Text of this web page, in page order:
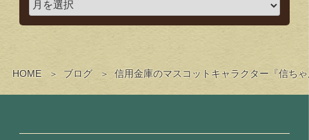
HOME ブログ 信用金庫のマスコットキャラクター『信ち